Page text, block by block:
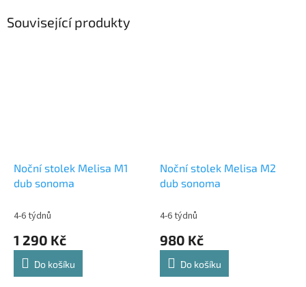
Související produkty
Noční stolek Melisa M1
dub sonoma
4-6 týdnů
1 290 Kč
Do košíku
Noční stolek Melisa M2
dub sonoma
4-6 týdnů
980 Kč
Do košíku